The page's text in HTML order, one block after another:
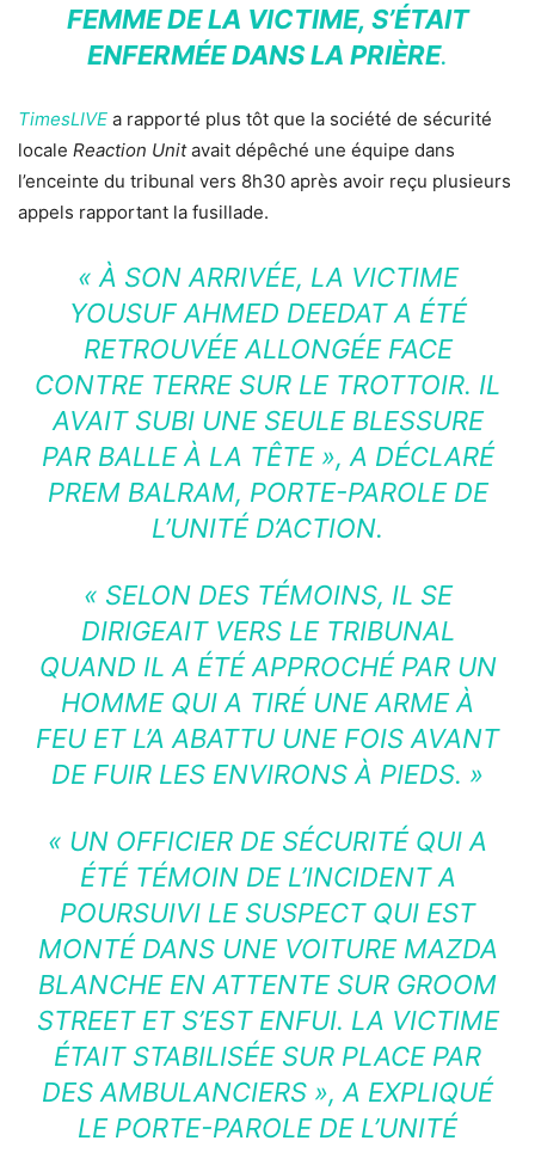
FEMME DE LA VICTIME, S’ÉTAIT
ENFERMÉE DANS LA PRIÈRE.
TimesLIVE a rapporté plus tôt que la société de sécurité
locale Reaction Unitavait dépêché une équipe dans
l’enceinte du tribunal vers 8h30 après avoir reçu plusieurs
appels rapportant la fusillade.
« À SON ARRIVÉE, LA VICTIME
YOUSUF AHMED DEEDAT A ÉTÉ
RETROUVÉE ALLONGÉE FACE
CONTRE TERRE SUR LE TROTTOIR. IL
AVAIT SUBI UNE SEULE BLESSURE
PAR BALLE À LA TÊTE », A DÉCLARÉ
PREM BALRAM, PORTE-PAROLE DE
L’UNITÉ D’ACTION.
« SELON DES TÉMOINS, IL SE
DIRIGEAIT VERS LE TRIBUNAL
QUAND IL A ÉTÉ APPROCHÉ PAR UN
HOMME QUI A TIRÉ UNE ARME À
FEU ET L’A ABATTU UNE FOIS AVANT
DE FUIR LES ENVIRONS À PIEDS. »
« UN OFFICIER DE SÉCURITÉ QUI A
ÉTÉ TÉMOIN DE L’INCIDENT A
POURSUIVI LE SUSPECT QUI EST
MONTÉ DANS UNE VOITURE MAZDA
BLANCHE EN ATTENTE SUR GROOM
STREET ET S’EST ENFUI. LA VICTIME
ÉTAIT STABILISÉE SUR PLACE PAR
DES AMBULANCIERS », A EXPLIQUÉ
LE PORTE-PAROLE DE L’UNITÉ